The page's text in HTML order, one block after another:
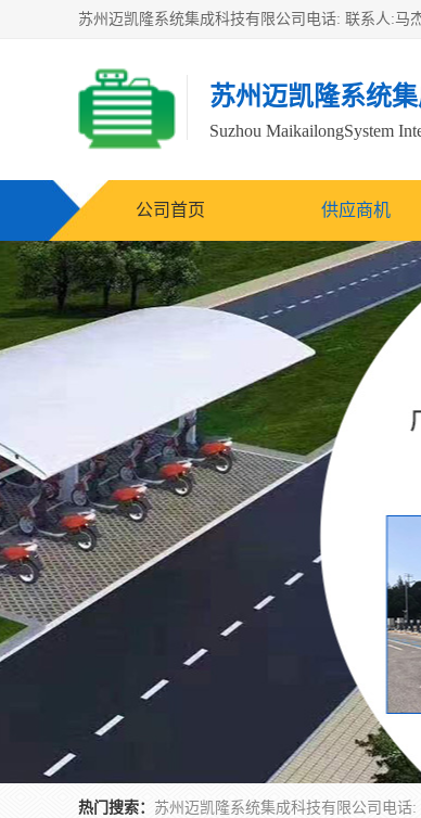
苏州迈凯隆系统
Suzhou MaikailongSystem
公司首页 供应商机
热门搜索：